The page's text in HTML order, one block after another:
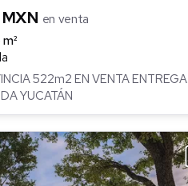
en venta
522m2 EN VENTA ENTREGA
YUCATÁN